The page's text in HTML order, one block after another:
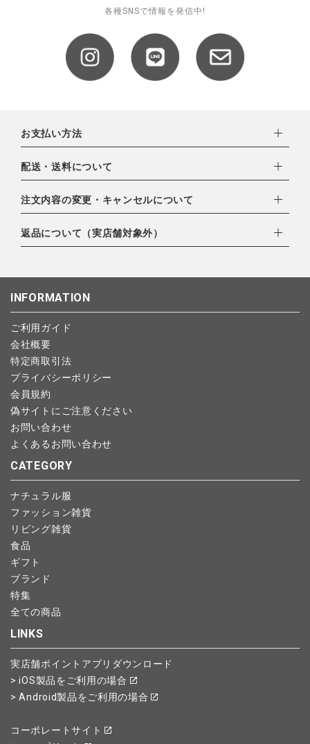
各種SNSで情報を発信中!
お支払い方法
下記お支払い方法よりお選びいただけます。
・クレジットカード（VISA,mastercard,JCB,AMERICAN
EXPRESS,Diners Club）
・amazonペイメント
・楽天ペイ
・PayPay
配送・送料について
配達業者：日本郵便
北海道：1,400円
注文内容の変更・キャンセルについて
ご注文日当日から翌日のAM9:00までにご連絡頂いた場合はキャ
ンセルは可能です。
します。
予約商品など一部キャンセルが出来ない場合がございます。あら
かじめご了承ください。
返品について（実店舗対象外）
こちら よりご依頼ください。
INFORMATION
ご利用ガイド
会社概要
特定商取引法
プライバシーポリシー
会員規約
偽サイトにご注意ください
お問い合わせ
よくあるお問い合わせ
CATEGORY
ナチュラル服
ファッション雑貨
リビング雑貨
食品
ギフト
ブランド
特集
全ての商品
LINKS
実店舗ポイントアプリダウンロード
> iOS製品をご利用の場合
> Android製品をご利用の場合
コーポレートサイト